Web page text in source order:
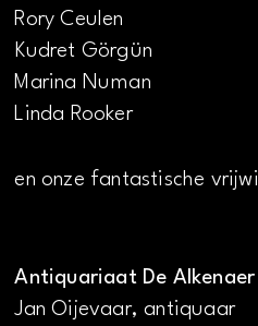
Rory Ceulen
Kudret Görgün
Marina Numan
Linda Rooker
en onze fantastische
Antiquariaat De Alkenaer
Jan Oijevaar, antiquaar